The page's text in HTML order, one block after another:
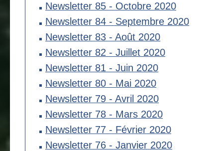
Newsletter 85 - Octobre 2020
Newsletter 84 - Septembre 2020
Newsletter 83 - Août 2020
Newsletter 82 - Juillet 2020
Newsletter 81 - Juin 2020
Newsletter 80 - Mai 2020
Newsletter 79 - Avril 2020
Newsletter 78 - Mars 2020
Newsletter 77 - Février 2020
Newsletter 76 - Janvier 2020